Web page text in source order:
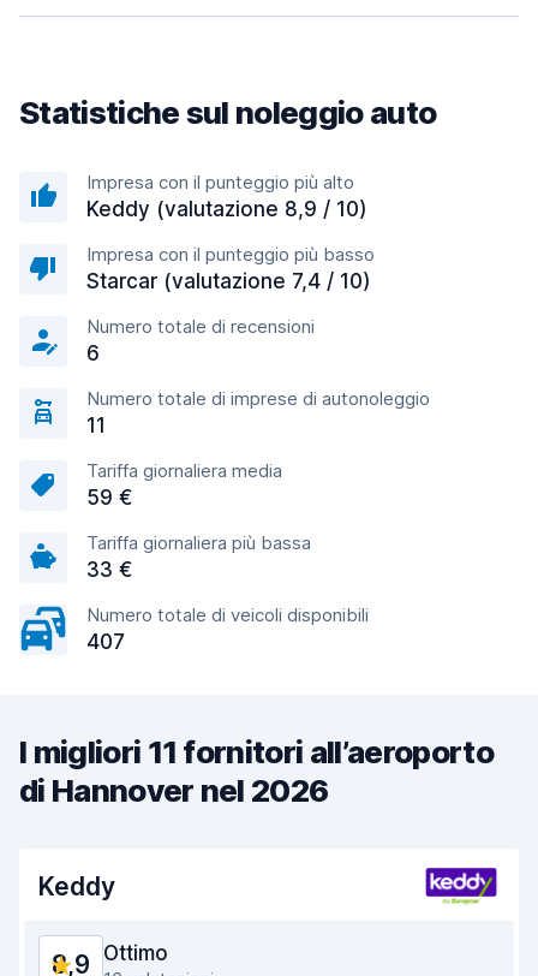
Statistiche sul noleggio auto
Impresa con il punteggio più alto
Keddy (valutazione 8,9 / 10)
Impresa con il punteggio più basso
Starcar (valutazione 7,4 / 10)
Numero totale di recensioni
6
Numero totale di imprese di autonoleggio
11
Tariffa giornaliera media
59 €
Tariffa giornaliera più bassa
33 €
Numero totale di veicoli disponibili
407
I migliori 11 fornitori all’aeroporto
di Hannover nel 2026
Keddy
8,9 Ottimo